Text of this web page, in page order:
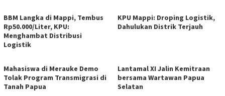
BBM Langka di Mappi, Tembus
Rp50.000/Liter, KPU:
Menghambat Distribusi
Logistik
KPU Mappi: Droping Logistik,
Dahulukan Distrik Terjauh
Mahasiswa di Merauke Demo
Tolak Program Transmigrasi di
Tanah Papua
Lantamal XI Jalin Kemitraan
bersama Wartawan Papua
Selatan